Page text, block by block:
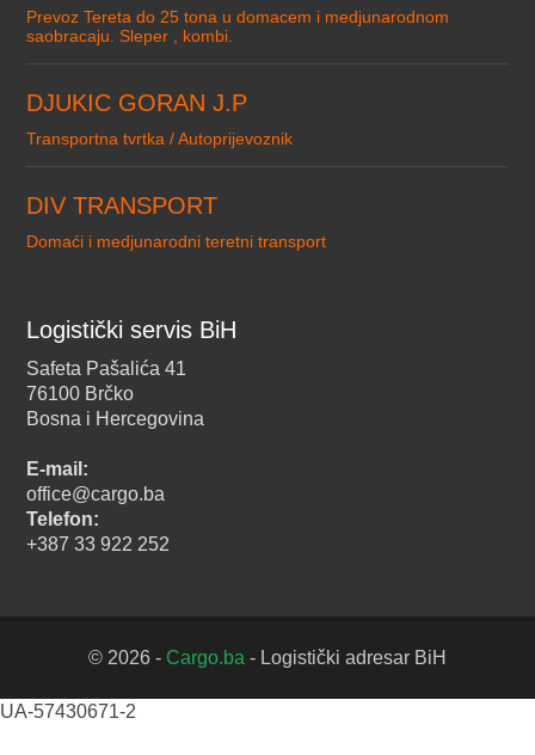
Prevoz Tereta do 25 tona u domacem i medjunarodnom
saobracaju. Sleper , kombi.
DJUKIC GORAN J.P
Transportna tvrtka / Autoprijevoznik
DIV TRANSPORT
Domaći i medjunarodni teretni transport
Logistički servis BiH
Safeta Pašalića 41
76100 Brčko
Bosna i Hercegovina
E-mail:
office@cargo.ba
Telefon:
+387 33 922 252
© 2026 - Cargo.ba - Logistički adresar BiH
UA-57430671-2